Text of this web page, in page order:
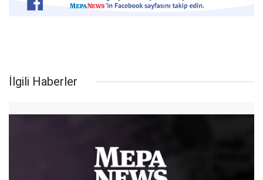
İlgili Haberler